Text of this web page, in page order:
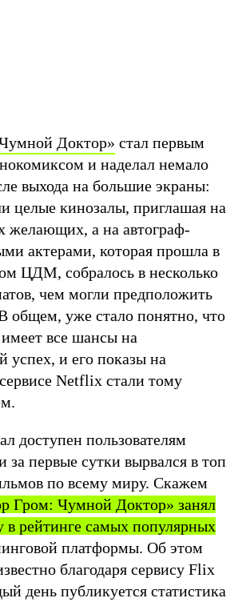
Доктор» стал первым
и наделал немало
выхода на большие экраны:
целые кинозалы, приглашая на
желающих, а на автограф-
актерами, которая прошла в
ЦДМ, собралось в несколько
чем могли предположить
общем, уже стало понятно, что
все шансы на
успех, и его показы на
Netflix стали тому
доступен пользователям
первые сутки вырвался в топ
по всему миру. Скажем
Гром: Чумной Доктор» занял
в рейтинге самых популярных
платформы. Об этом
благодаря сервису Flix
день публикуется статистика